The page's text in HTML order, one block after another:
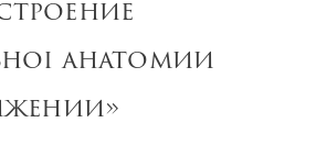
анатомии